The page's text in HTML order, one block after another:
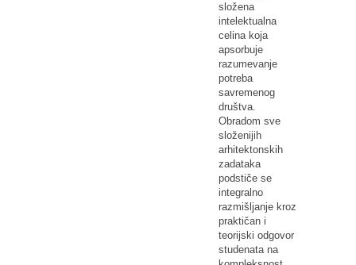
složena
intelektualna
celina koja
apsorbuje
razumevanje
potreba
savremenog
društva.
Obradom sve
složenijih
arhitektonskih
zadataka
podstiče se
integralno
razmišljanje kroz
praktičan i
teorijski odgovor
studenata na